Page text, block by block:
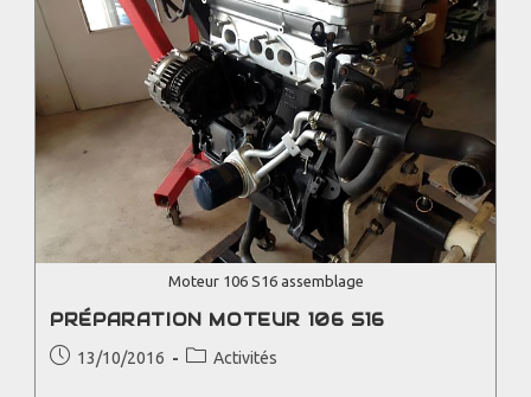
Moteur 106 S16 assemblage
PRÉPARATION MOTEUR 106 S16
13/10/2016 Activités